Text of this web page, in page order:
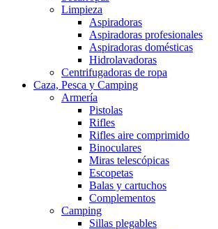
Limpieza
Aspiradoras
Aspiradoras profesionales
Aspiradoras domésticas
Hidrolavadoras
Centrifugadoras de ropa
Caza, Pesca y Camping
Armería
Pistolas
Rifles
Rifles aire comprimido
Binoculares
Miras telescópicas
Escopetas
Balas y cartuchos
Complementos
Camping
Sillas plegables